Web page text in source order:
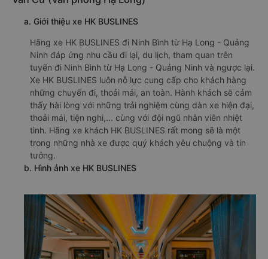
a. Giới thiệu xe HK BUSLINES
Hãng xe HK BUSLINES đi Ninh Bình từ Hạ Long - Quảng
Ninh đáp ứng nhu cầu đi lại, du lịch, tham quan trên
tuyến đi Ninh Bình từ Hạ Long - Quảng Ninh và ngược lại.
Xe HK BUSLINES luôn nỗ lực cung cấp cho khách hàng
những chuyến đi, thoải mái, an toàn. Hành khách sẽ cảm
thấy hài lòng với những trải nghiệm cùng dàn xe hiện đại,
thoải mái, tiện nghi,... cùng với đội ngũ nhân viên nhiệt
tình. Hãng xe khách HK BUSLINES rất mong sẽ là một
trong những nhà xe được quý khách yêu chuộng và tin
tưởng.
b. Hình ảnh xe HK BUSLINES